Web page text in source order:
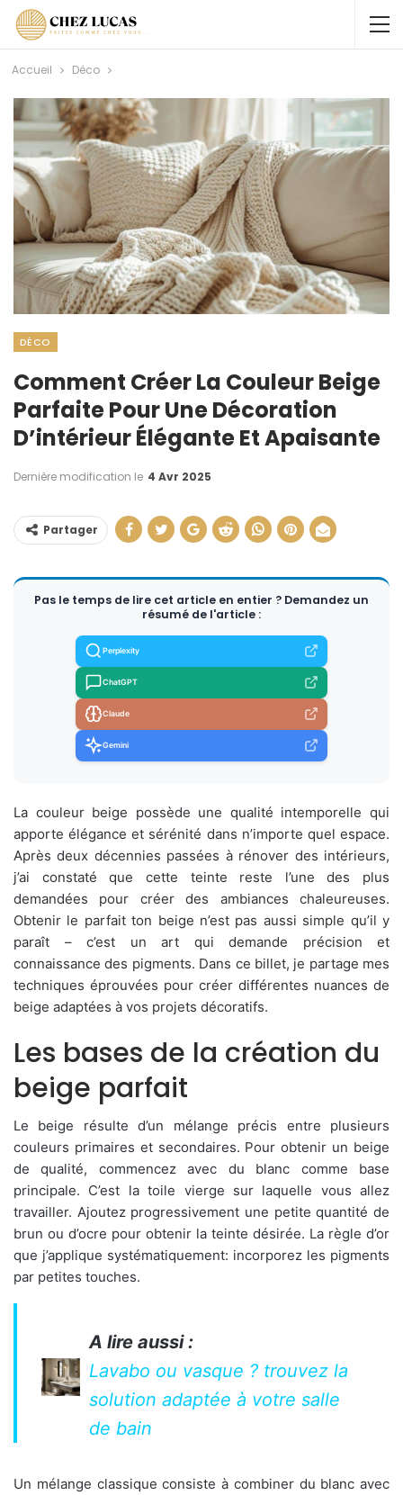
Accueil Déco
DÉCO
Comment Créer La Couleur Beige
Parfaite Pour Une Décoration
D’intérieur Élégante Et Apaisante
Dernière modification le 4 Avr 2025
Partager
Pas le temps de lire cet article en entier ? Demandez un
résumé de l'article :
Perplexity
ChatGPT
Claude
Gemini
La couleur beige possède une qualité intemporelle qui
apporte élégance et sérénité dans n’importe quel espace.
Après deux décennies passées à rénover des intérieurs,
j’ai constaté que cette teinte reste l’une des plus
demandées pour créer des ambiances chaleureuses.
Obtenir le parfait ton beige n’est pas aussi simple qu’il y
paraît – c’est un art qui demande précision et
connaissance des pigments. Dans ce billet, je partage mes
techniques éprouvées pour créer différentes nuances de
beige adaptées à vos projets décoratifs.
Les bases de la création du
beige parfait
Le beige résulte d’un mélange précis entre plusieurs
couleurs primaires et secondaires. Pour obtenir un beige
de qualité, commencez avec du blanc comme base
principale. C’est la toile vierge sur laquelle vous allez
travailler. Ajoutez progressivement une petite quantité de
brun ou d’ocre pour obtenir la teinte désirée. La règle d’or
que j’applique systématiquement: incorporez les pigments
par petites touches.
A lire aussi :
Lavabo ou vasque ? trouvez la
solution adaptée à votre salle
de bain
Un mélange classique consiste à combiner du blanc avec